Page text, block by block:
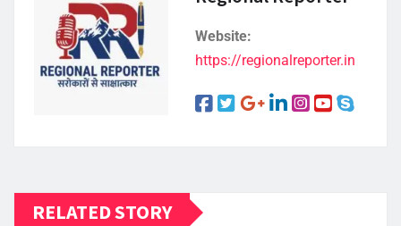
Website:
https://regionalreporter.in
RELATED STORY